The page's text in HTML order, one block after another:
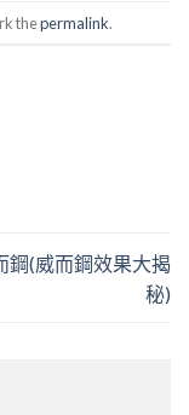
thepermalink.
鋼(威而鋼效果大揭
秘)